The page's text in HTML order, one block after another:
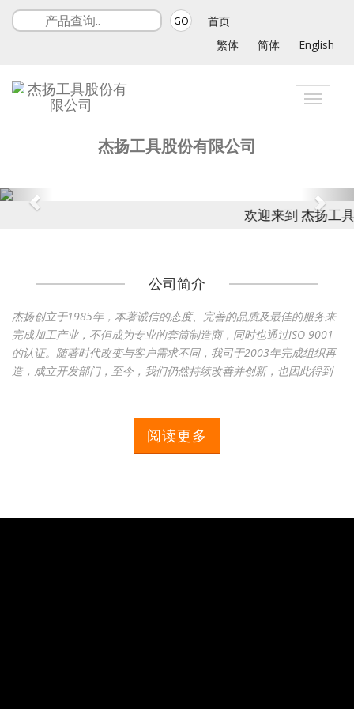
GO
首页
繁体
简体 English
Toggle
杰扬工具股份有限公司
欢迎来到 杰扬工具
公司简介
杰扬创立于1985年，本著诚信的态度、完善的品质及最佳的服务来
完成加工产业，不但成为专业的套筒制造商，同时也通过ISO-9001
的认证。随著时代改变与客户需求不同，我司于2003年完成组织再
造，成立开发部门，至今，我们仍然持续改善并创新，也因此得到
稳定中求成长，并以「专业」为坚持，持续提升自身的技术，因为
提供顾客满意与坚持品质的产品是我们唯一的理念。检视较大的地
阅读更多